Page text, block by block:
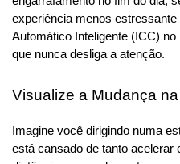
experiência menos
Automático Inteligente (ICC)
que nunca desliga a atenção.
Visualize a Mudança
Imagine você dirigindo numa
está cansado de tanto acelerar